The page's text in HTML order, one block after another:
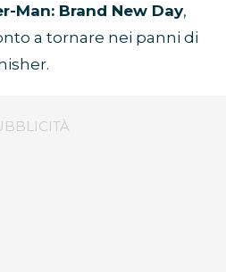
Man: Brand New Day,
a tornare nei panni di